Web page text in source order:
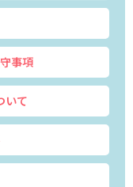
事項
いて